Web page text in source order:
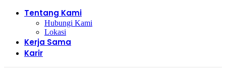
Tentang Kami
Hubungi Kami
Lokasi
Kerja Sama
Karir